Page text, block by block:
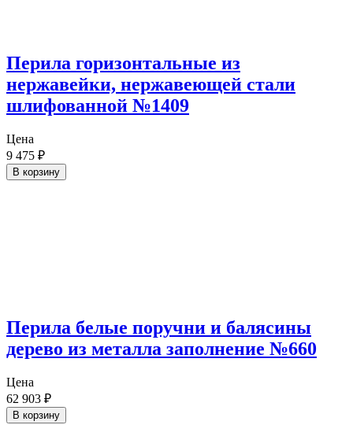
Перила горизонтальные из
нержавейки, нержавеющей стали
шлифованной №1409
Цена
9 475 ₽
В корзину
Перила белые поручни и балясины
дерево из металла заполнение №660
Цена
62 903 ₽
В корзину